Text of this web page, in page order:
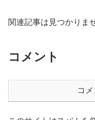
関連記事は見つかりま
コメント
コ